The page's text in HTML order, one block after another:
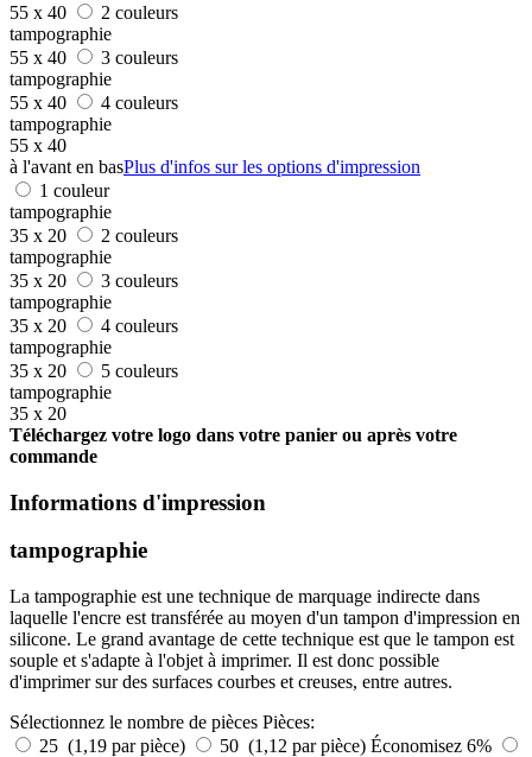
55 x 40
2 couleurs
tampographie
55 x 40
3 couleurs
tampographie
55 x 40
4 couleurs
tampographie
55 x 40
à l'avant en basPlus d'infos sur les options d'impression
1 couleur
tampographie
35 x 20
2 couleurs
tampographie
35 x 20
3 couleurs
tampographie
35 x 20
4 couleurs
tampographie
35 x 20
5 couleurs
tampographie
35 x 20
Téléchargez votre logo dans votre panier ou après votre
commande
Informations d'impression
tampographie
La tampographie est une technique de marquage indirecte dans
laquelle l'encre est transférée au moyen d'un tampon d'impression en
silicone. Le grand avantage de cette technique est que le tampon est
souple et s'adapte à l'objet à imprimer. Il est donc possible
d'imprimer sur des surfaces courbes et creuses, entre autres.
Sélectionnez le nombre de pièces Pièces:
25 (1,19 par pièce)
50 (1,12 par pièce) Économisez 6%